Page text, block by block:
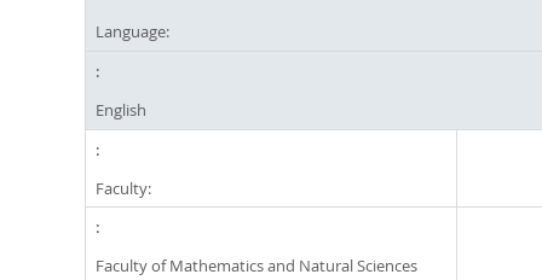
Language:
English
Faculty:
Faculty of Mathematics and Natural Sciences